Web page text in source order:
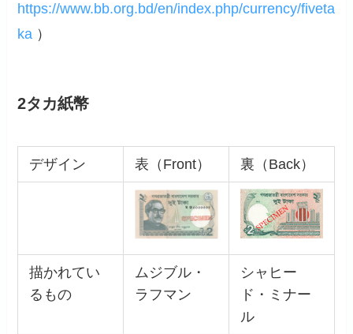
https://www.bb.org.bd/en/index.php/currency/fiveta
ka ）
2タカ紙幣
デザイン 表（Front） 裏（Back）
描かれてい
るもの
ムジブル・
ラフマン
シャヒー
ド・ミナー
ル